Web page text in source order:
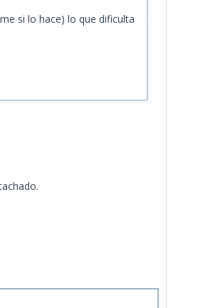
si lo hace) lo que dificulta